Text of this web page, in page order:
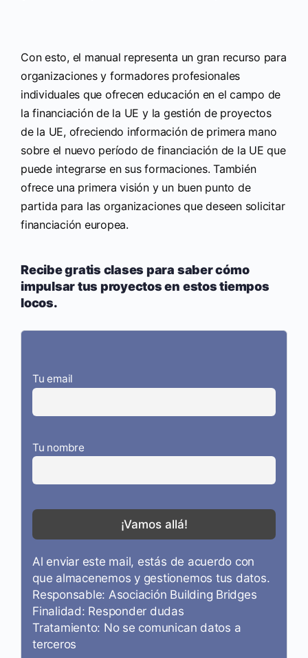
Con esto, el manual representa un gran recurso para
organizaciones y formadores profesionales
individuales que ofrecen educación en el campo de
la financiación de la UE y la gestión de proyectos
de la UE, ofreciendo información de primera mano
sobre el nuevo período de financiación de la UE que
puede integrarse en sus formaciones. También
ofrece una primera visión y un buen punto de
partida para las organizaciones que deseen solicitar
financiación europea.
Recibe gratis clases para saber cómo
impulsar tus proyectos en estos tiempos
locos.
Tu email
Tu nombre
Al enviar este mail, estás de acuerdo con
que almacenemos y gestionemos tus datos.
Responsable: Asociación Building Bridges
Finalidad: Responder dudas
Tratamiento: No se comunican datos a
terceros